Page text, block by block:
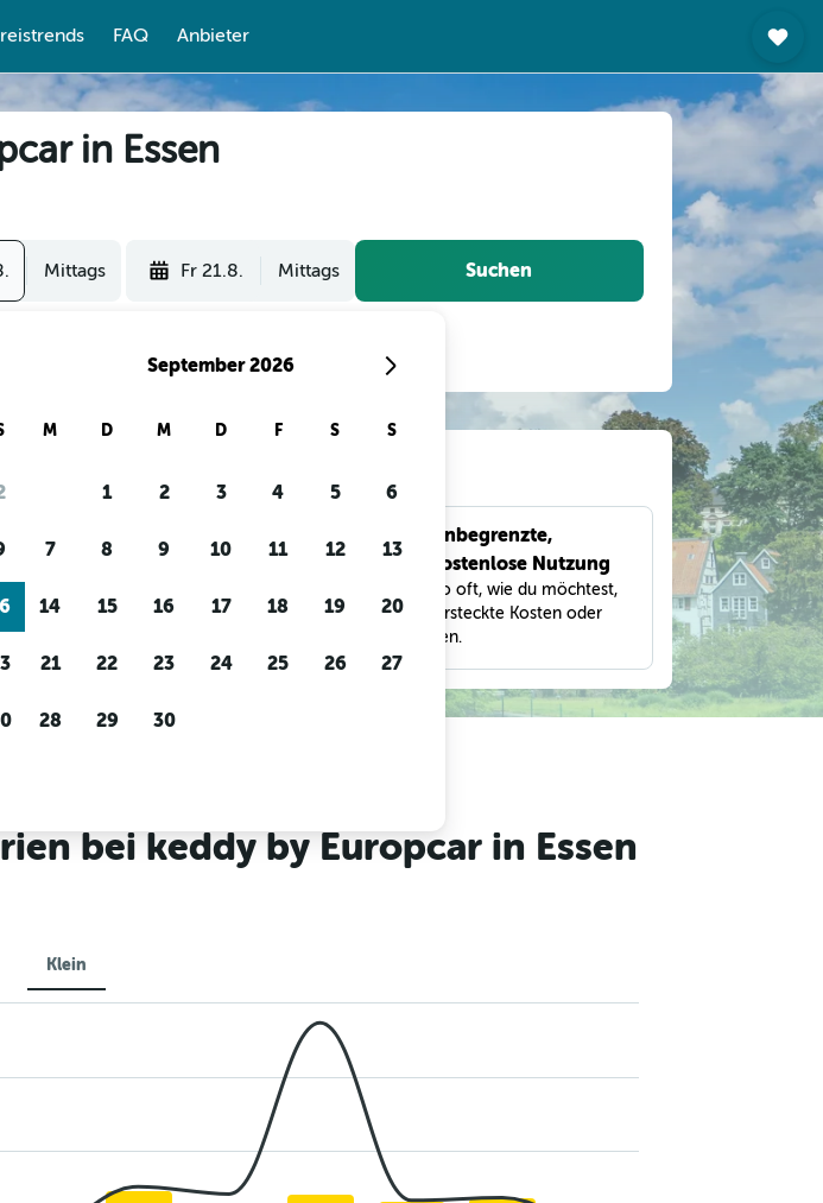
FAQ Anbieter
in Essen
Mittags Fr 21.8. Mittags Suchen
nach Mietwagen
Individuelle Ergebnisse
Fahrzeugtyp, Preisspanne und
mehr.
Unbegrenzte,
kostenlose Nutzung
Suche so oft, wie du möchtest,
ohne versteckte Kosten oder
Gebühren.
bei keddy by Europcar in Essen
Klein
September 2026
M D M D F S S
1 2 3 4 5 6
7 8 9 10 11 12 13
14 15 16 17 18 19 20
21 22 23 24 25 26 27
28 29 30